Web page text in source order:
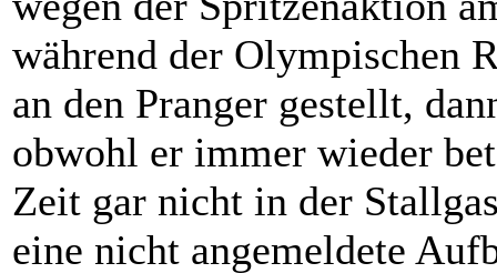
während der Olympischen
an den Pranger gestellt,
obwohl er immer wieder
Zeit gar nicht in der
eine nicht angemeldete